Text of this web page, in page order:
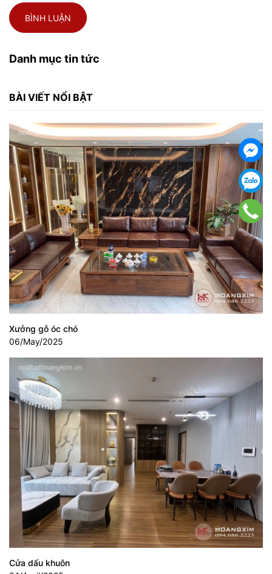
BÌNH LUẬN
Danh mục tin tức
BÀI VIẾT NỔI BẬT
Xưởng gỗ óc chó
06/May/2025
Cửa dấu khuôn